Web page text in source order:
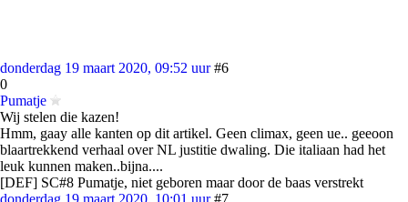
donderdag 19 maart 2020, 09:52 uur #6
0
Pumatje
Wij stelen die kazen!
Hmm, gaay alle kanten op dit artikel. Geen climax, geen ue.. geeoon
blaartrekkend verhaal over NL justitie dwaling. Die italiaan had het
leuk kunnen maken..bijna....
[DEF] SC#8 Pumatje, niet geboren maar door de baas verstrekt
donderdag 19 maart 2020, 10:01 uur #7